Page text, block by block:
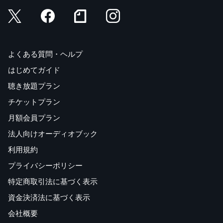
よくある質問・ヘルプ
はじめてガイド
聴き放題プラン
チケットプラン
月額会員プラン
法人向けオーディオブック
利用規約
プライバシーポリシー
特定商取引法に基づく表示
資金決済法に基づく表示
会社概要